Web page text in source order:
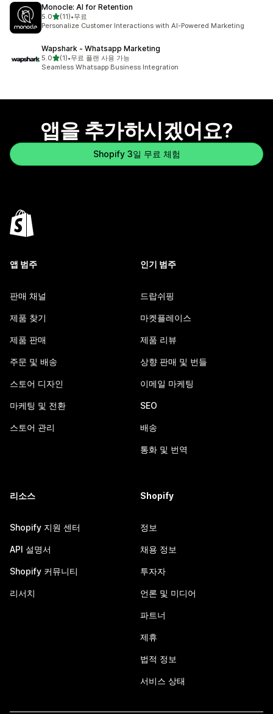
Monocle: AI for Retention
5.0별 5개 중
(11)
총 리뷰 11개
•무료
Personalize Customer Interactions with AI-Powered Marketing
Wapshark ‑ Whatsapp Marketing
5.0별 5개 중
(1)
총 리뷰 1개
•무료 플랜 사용 가능
Seamless Whatsapp Business Integration
앱을 추가하시겠어요?
Shopify 3일 무료 체험
앱 범주
판매 채널
제품 찾기
제품 판매
주문 및 배송
스토어 디자인
마케팅 및 전환
스토어 관리
인기 범주
드랍쉬핑
마켓플레이스
제품 리뷰
상향 판매 및 번들
이메일 마케팅
SEO
배송
통화 및 번역
리소스
Shopify 지원 센터
API 설명서
Shopify 커뮤니티
리서치
Shopify
정보
채용 정보
투자자
언론 및 미디어
파트너
제휴
법적 정보
서비스 상태